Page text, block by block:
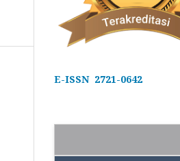
E-ISSN 2721-0642